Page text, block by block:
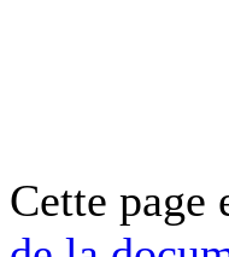
Cette page